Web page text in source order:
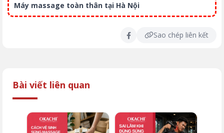
Máy massage toàn thân tại Hà Nội
Sao chép liên kết
Bài viết liên quan